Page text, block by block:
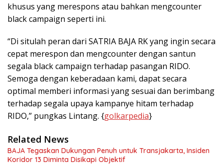
khusus yang merespons atau bahkan mengcounter
black campaign seperti ini.
“Di situlah peran dari SATRIA BAJA RK yang ingin secara
cepat merespon dan mengcounter dengan santun
segala black campaign terhadap pasangan RIDO.
Semoga dengan keberadaan kami, dapat secara
optimal memberi informasi yang sesuai dan berimbang
terhadap segala upaya kampanye hitam terhadap
RIDO,” pungkas Lintang. {golkarpedia}
Related News
BAJA Tegaskan Dukungan Penuh untuk Transjakarta, Insiden
Koridor 13 Diminta Disikapi Objektif